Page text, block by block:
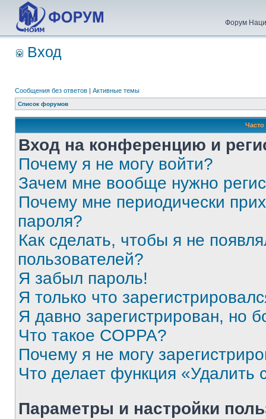
Форум
Вход
Сообщения без ответов | Активные темы
Список форумов
Вход на конференцию и
Почему я не могу войти?
Зачем мне вообще нужно
Почему мне периодически
пароля?
Как сделать, чтобы я не
пользователей?
Я забыл пароль!
Я только что
Я давно зарегистрирован, но
Что такое COPPA?
Почему я не могу
Что делает функция «Удалить
Параметры и настройки